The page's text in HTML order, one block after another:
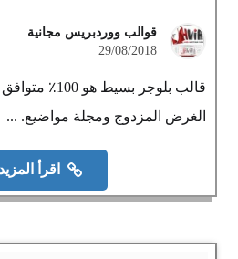
قوالب ووردبريس مجانية
29/08/2018
قالب بلوجر
الغرض المزدوج ومجلة مواضيع. ...
اقرأ المزيد